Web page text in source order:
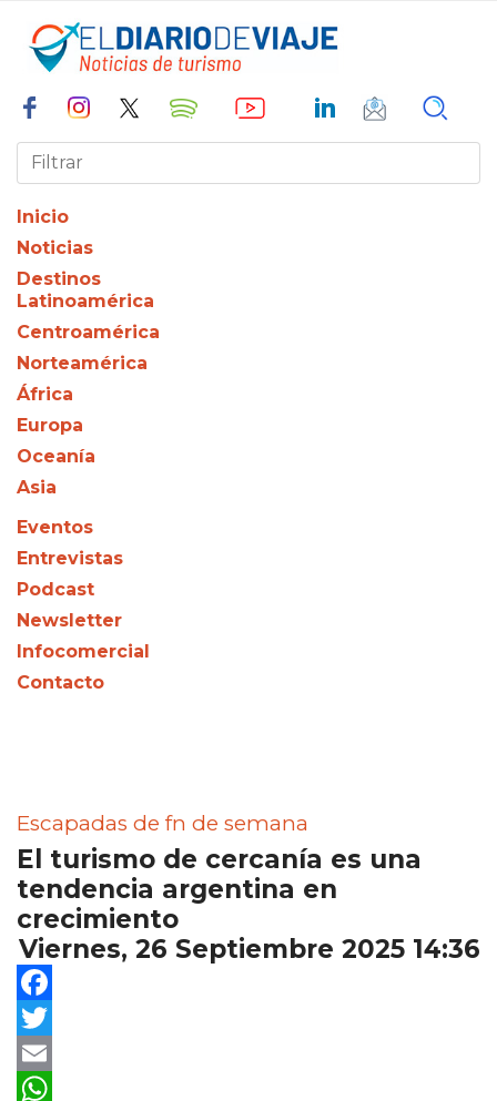
Inicio
Noticias
Destinos
Latinoamérica
Centroamérica
Norteamérica
África
Europa
Oceanía
Asia
Eventos
Entrevistas
Podcast
Newsletter
Infocomercial
Contacto
Escapadas de fn de semana
El turismo de cercanía es una
tendencia argentina en
crecimiento
Viernes, 26 Septiembre 2025 14:36
Facebook
Twitter
Email